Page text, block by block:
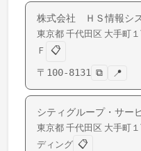
株式会社 ＨＳ情報シ
東京都 千代田区 大手町
Ｆ
📋
〒 100-8131 ⧉ 📍
シティグループ・サ
東京都 千代田区 大手町
ディング 📋